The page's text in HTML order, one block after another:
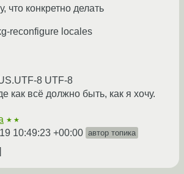
что конкретно делать
reconfigure locales
8 UTF-8
как всё должно быть, как я хочу.
★★
10:49:23 +00:00 автор топика